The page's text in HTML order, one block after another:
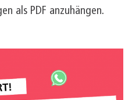
als PDF anzuhängen.